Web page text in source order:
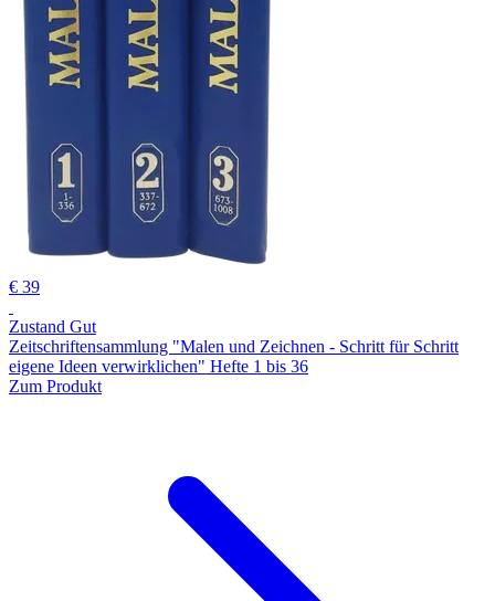
€ 39
Zustand Gut
Zeitschriftensammlung "Malen und Zeichnen - Schritt für Schritt
eigene Ideen verwirklichen" Hefte 1 bis 36
Zum Produkt